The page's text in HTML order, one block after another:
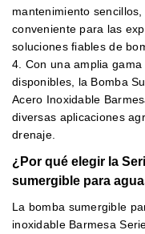
mantenimiento
conveniente para las
soluciones fiables de
4. Con una amplia
disponibles, la Bomba
Acero Inoxidable
diversas aplicaciones
drenaje.
¿Por qué elegir la
sumergible para
La bomba sumergible
inoxidable Barmesa